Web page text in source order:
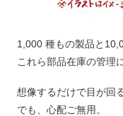
1,000 種もの製品と
これら部品在庫の管理
想像するだけで目が回
でも、心配ご無用。